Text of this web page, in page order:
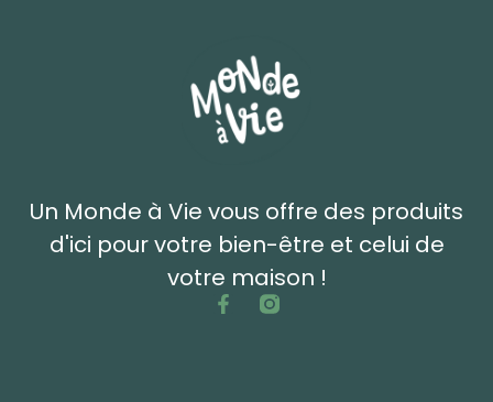
Un Monde à Vie vous offre des produits
d'ici pour votre bien-être et celui de
votre maison !